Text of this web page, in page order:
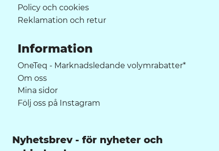
Policy och cookies
Reklamation och retur
Information
OneTeq - Marknadsledande volymrabatter*
Om oss
Mina sidor
Följ oss på Instagram
Nyhetsbrev